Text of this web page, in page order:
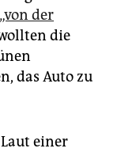
„von der
die
das Auto zu
einer